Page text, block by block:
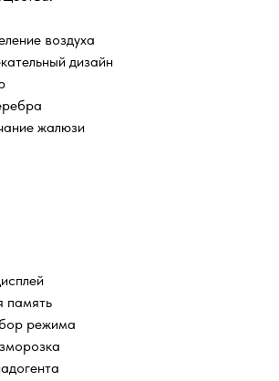
воздуха
дизайн
жалюзи
память
режима